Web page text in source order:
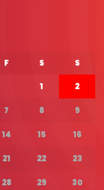
F S S
1 2
7 8 9
14 15 16
21 22 23
28 29 30